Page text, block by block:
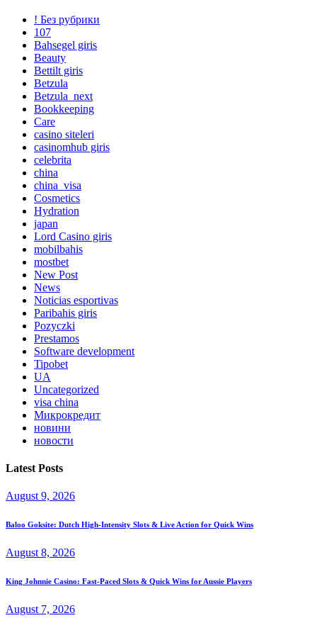
! Без рубрики
107
Bahsegel giris
Beauty
Bettilt giris
Betzula
Betzula_next
Bookkeeping
Care
casino siteleri
casinomhub giris
celebrita
china
china_visa
Cosmetics
Hydration
japan
Lord Сasino giris
mobilbahis
mostbet
New Post
News
Noticias esportivas
Paribahis giris
Pozyczki
Prestamos
Software development
Tipobet
UA
Uncategorized
visa china
Микрокредит
новини
новости
Latest Posts
August 9, 2026
Baloo Goksite: Dutch High‑Intensity Slots & Live Action for Quick Wins
August 8, 2026
King Johnnie Casino: Fast‑Paced Slots & Quick Wins for Aussie Players
August 7, 2026